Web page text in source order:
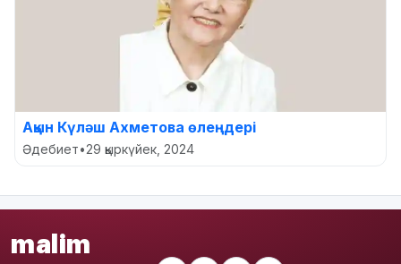
Ақын Күләш Ахметова өлеңдері
Әдебиет•29 қыркүйек, 2024
malim